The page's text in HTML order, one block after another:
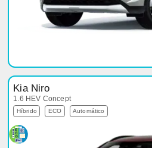
Kia Niro
1.6 HEV Concept
Híbrido ECO Automático